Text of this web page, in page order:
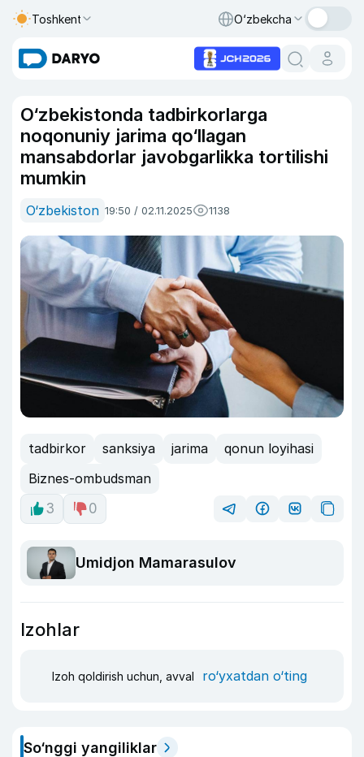
Toshkent O‘zbekcha
O‘zbekistonda tadbirkorlarga
noqonuniy jarima qo‘llagan
mansabdorlar javobgarlikka tortilishi
mumkin
O‘zbekiston 19:50 / 02.11.2025 1138
tadbirkor sanksiya jarima
qonun loyihasi
Biznes-ombudsman
3
0
Umidjon Mamarasulov
Izohlar
Izoh qoldirish uchun, avval ro‘yxatdan o‘ting
So‘nggi yangiliklar